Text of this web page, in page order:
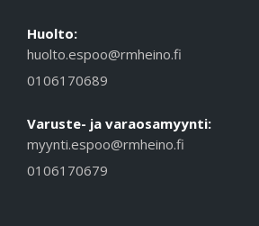
Huolto:
huolto.espoo@rmheino.fi
0106170689
Varuste- ja varaosamyynti:
myynti.espoo@rmheino.fi
0106170679